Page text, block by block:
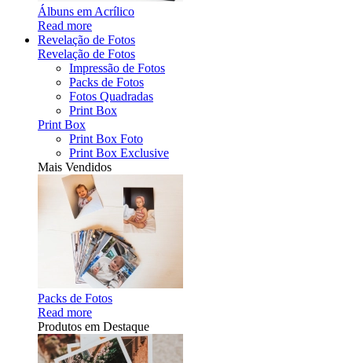
Álbuns em Acrílico
Read more
Revelação de Fotos
Revelação de Fotos
Impressão de Fotos
Packs de Fotos
Fotos Quadradas
Print Box
Print Box
Print Box Foto
Print Box Exclusive
Mais Vendidos
Packs de Fotos
Read more
Produtos em Destaque